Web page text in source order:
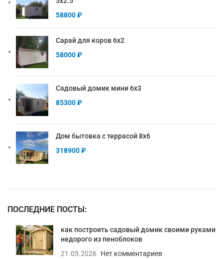
58800₽
Сарай для коров 6х2
58000₽
Садовый домик мини 6х3
85300₽
Дом бытовка с террасой 8х6
318900₽
ПОСЛЕДНИЕ ПОСТЫ:
как построить садовый домик своими руками
недорого из пеноблоков
21.03.2026
Нет комментариев